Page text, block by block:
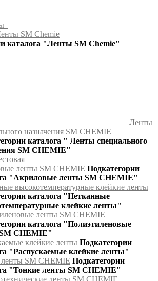
SM Chemie
каталога "Ленты SM Chemie"
Ленты
назначения SM CHEMIE
каталога " Ленты специального
SM CHEMIE"
ленты SM CHEMIE Подкатегории
"Акриловые ленты SM CHEMIE"
высокотемпературные клейкие ленты
каталога "Нетканные
клейкие ленты"
ленты SM CHEMIE
каталога "Полиэтиленовые
CHEMIE"
клейкие ленты Подкатегории
"Распускаемые клейкие ленты"
SM CHEMIE Подкатегории
"Тонкие ленты SM CHEMIE"
ленты SM CHEMIE